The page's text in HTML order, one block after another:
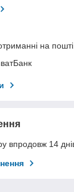
на пошті.
впродовж 14